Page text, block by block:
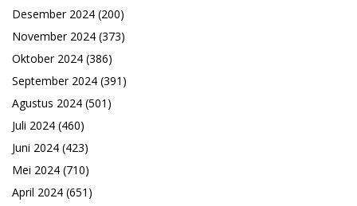
Desember 2024 (200)
November 2024 (373)
Oktober 2024 (386)
September 2024 (391)
Agustus 2024 (501)
Juli 2024 (460)
Juni 2024 (423)
Mei 2024 (710)
April 2024 (651)